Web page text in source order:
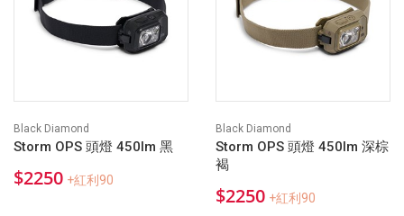
Black Diamond
Storm OPS 頭燈 450lm 黑
$2250 +紅利90
Black Diamond
Storm OPS 頭燈 450lm 深棕
褐
$2250 +紅利90